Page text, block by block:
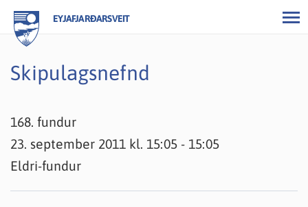
EYJAFJARÐARSVEIT
Skipulagsnefnd
168. fundur
23. september 2011 kl. 15:05 - 15:05
Eldri-fundur